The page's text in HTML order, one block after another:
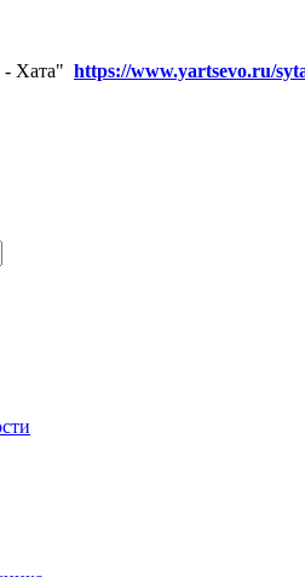
- Хата" https://www.yartsevo.ru/